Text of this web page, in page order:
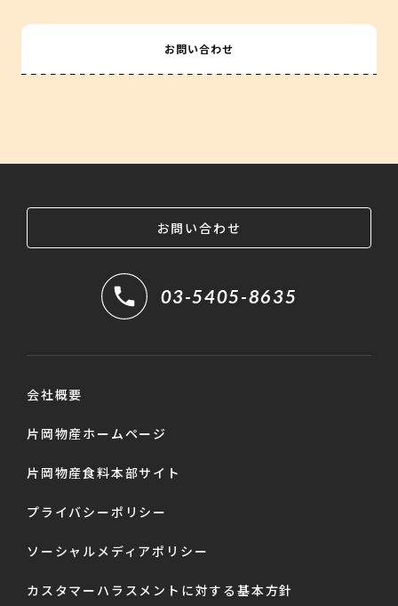
お問い合わせ
お問い合わせ
03-5405-8635
会社概要
片岡物産ホームページ
片岡物産食料本部サイト
プライバシーポリシー
ソーシャルメディアポリシー
カスタマーハラスメントに対する基本方針